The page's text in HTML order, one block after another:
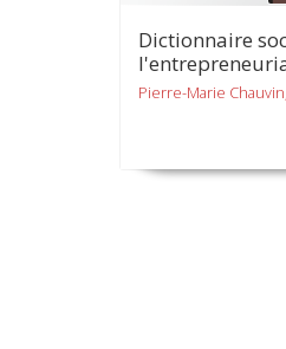
Dictionnaire
Pierre-Marie